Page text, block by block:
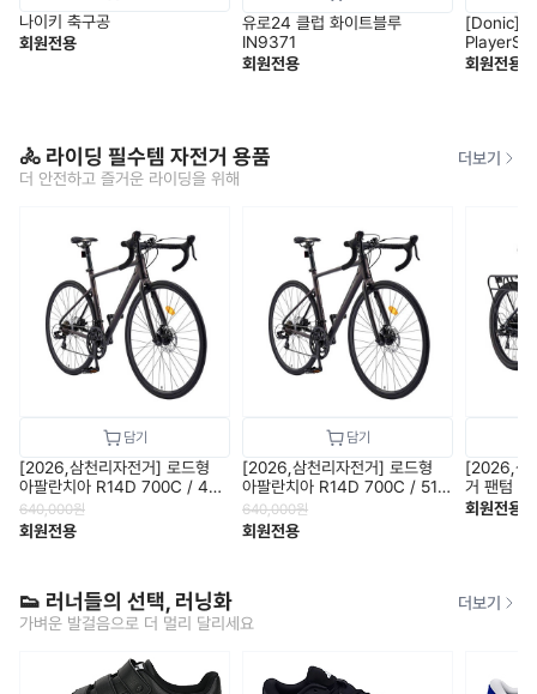
나이키 축구공
회원전용
유로24 클럽 화이트블루
IN9371
회원전용
[Donic]
회원전용
🚴 라이딩 필수템 자전거 용품
더 안전하고 즐거운 라이딩을 위해
더보기
[2026,삼천리자전거] 로드형
아팔란치아 R14D 700C / 470
size / 11.6kg
640,000원
회원전용
[2026,삼천리자전거] 로드형
아팔란치아 R14D 700C / 510
size / 11.6kg
640,000원
회원전용
[2026,삼
거 팬텀
겸용 /
회원전용
👟 러너들의 선택, 러닝화
가벼운 발걸음으로 더 멀리 달리세요
더보기